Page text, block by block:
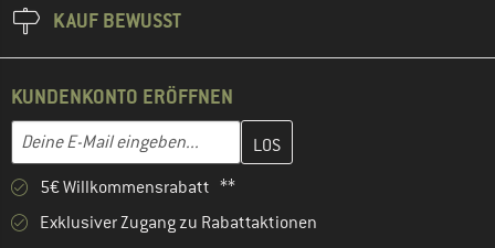
KAUF BEWUSST
KUNDENKONTO ERÖFFNEN
E-Mail-Adresse
Gib hier deine E-Mail-Adresse ein und erstelle im nächsten
5€ Willkommensrabatt **
Exklusiver Zugang zu Rabattaktionen